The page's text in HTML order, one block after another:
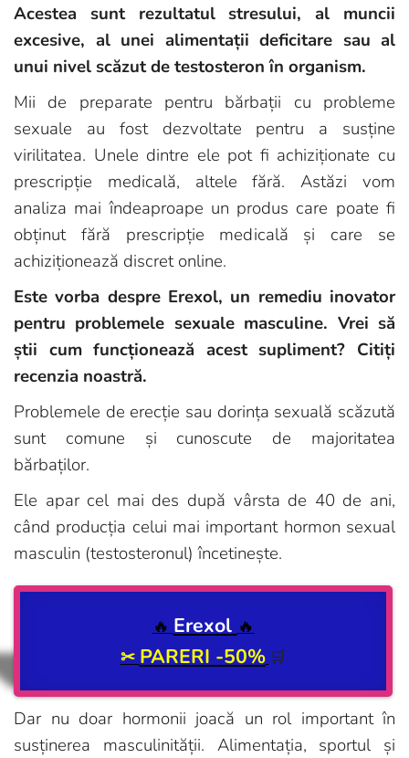
Acestea sunt rezultatul stresului, al muncii
excesive, al unei alimentații deficitare sau al
unui nivel scăzut de testosteron în organism.
Mii de preparate pentru bărbații cu probleme
sexuale au fost dezvoltate pentru a susține
virilitatea. Unele dintre ele pot fi achiziționate cu
prescripție medicală, altele fără. Astăzi vom
analiza mai îndeaproape un produs care poate fi
obținut fără prescripție medicală și care se
achiziționează discret online.
Este vorba despre Erexol, un remediu inovator
pentru problemele sexuale masculine. Vrei să
știi cum funcționează acest supliment? Citiți
recenzia noastră.
Problemele de erecție sau dorința sexuală scăzută
sunt comune și cunoscute de majoritatea
bărbaților.
Ele apar cel mai des după vârsta de 40 de ani,
când producția celui mai important hormon sexual
masculin (testosteronul) încetinește.
🔥 Erexol 🔥
✂ PARERI -50% 🛒
Dar nu doar hormonii joacă un rol important în
susținerea masculinității. Alimentația, sportul și